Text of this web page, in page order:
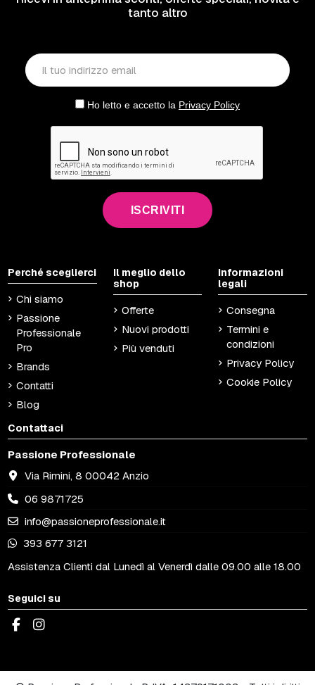
tanto altro
Ho letto e accetto la Privacy Policy
ISCRIVITI
Perché sceglierci
Chi siamo
Passione
Professionale
Pro
Brands
Contatti
Blog
Il meglio dello
shop
Offerte
Nuovi prodotti
Più venduti
Informazioni
legali
Consegna
Termini e
condizioni
Privacy Policy
Cookie Policy
Contattaci
Passione Professionale
Via Rimini, 8 00042 Anzio
06 9871725
info@passioneprofessionale.it
393 677 3121
Assistenza Clienti dal Lunedì al Venerdì dalle 09.00 alle 18.00
Seguici su